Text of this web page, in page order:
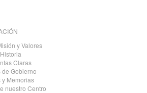
y Valores
Claras
de Gobierno
y Memorias
nuestro Centro